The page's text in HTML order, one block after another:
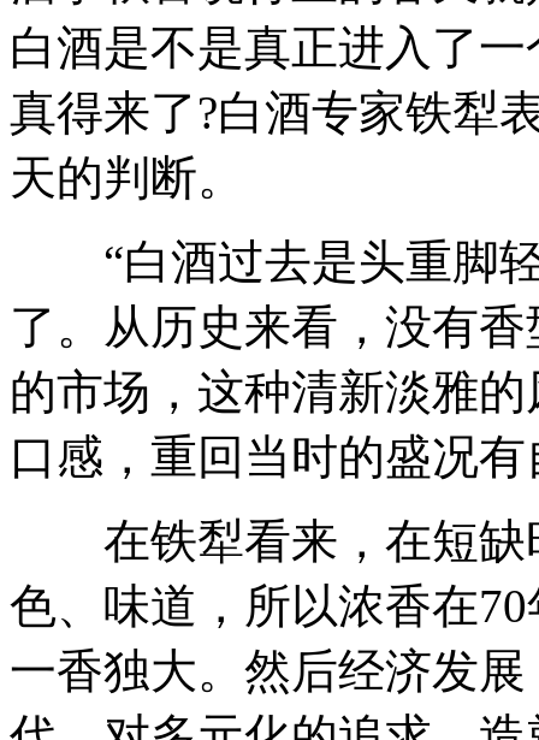
白酒是不是真正进入了
真得来了?白酒专家铁犁
天的判断。
“白酒过去是头重脚轻
了。从历史来看，没有
的市场，这种清新淡雅
口感，重回当时的盛况
在铁犁看来，在短缺
色、味道，所以浓香在
一香独大。然后经济发